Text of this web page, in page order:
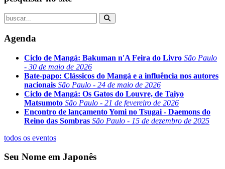
Agenda
Ciclo de Mangá: Bakuman n'A Feira do Livro São Paulo
- 30 de maio de 2026
Bate-papo: Clássicos do Mangá e a influência nos autores
nacionais São Paulo - 24 de maio de 2026
Ciclo de Mangá: Os Gatos do Louvre, de Taiyo
Matsumoto São Paulo - 21 de fevereiro de 2026
Encontro de lançamento Yomi no Tsugai - Daemons do
Reino das Sombras São Paulo - 15 de dezembro de 2025
todos os eventos
Seu Nome em Japonês